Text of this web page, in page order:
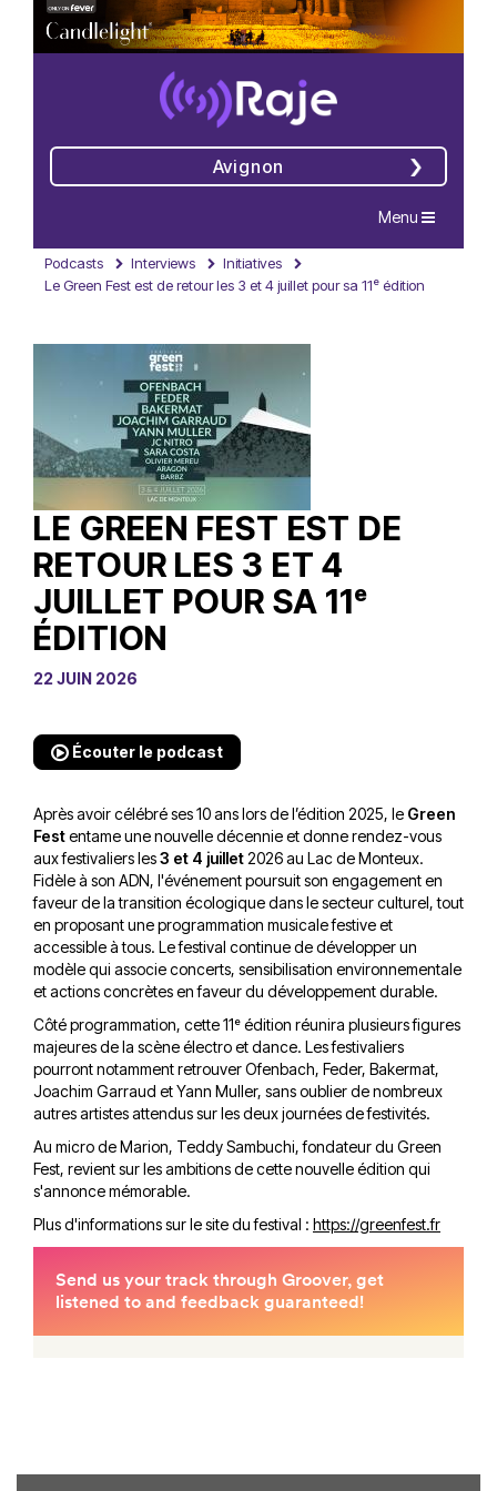
Avignon
Navigation
Menu
Podcasts Interviews
Initiatives
Le Green Fest est de retour les 3 et 4 juillet pour sa 11ᵉ édition
LE GREEN FEST EST DE
RETOUR LES 3 ET 4
JUILLET POUR SA 11ᵉ
ÉDITION
22 JUIN 2026
Écouter le podcast
Après avoir célébré ses 10 ans lors de l’édition 2025, le Green
Festentame une nouvelle décennie et donne rendez-vous
aux festivaliers les3 et 4 juillet 2026 au Lac de Monteux.
Fidèle à son ADN, l'événement poursuit son engagement en
faveur de la transition écologique dans le secteur culturel, tout
en proposant une programmation musicale festive et
accessible à tous. Le festival continue de développer un
modèle qui associe concerts, sensibilisation environnementale
et actions concrètes en faveur du développement durable.
Côté programmation, cette 11ᵉ édition réunira plusieurs figures
majeures de la scène électro et dance. Les festivaliers
pourront notamment retrouver Ofenbach, Feder, Bakermat,
Joachim Garraud et Yann Muller, sans oublier de nombreux
autres artistes attendus sur les deux journées de festivités.
Au micro de Marion, Teddy Sambuchi, fondateur du Green
Fest, revient sur les ambitions de cette nouvelle édition qui
s'annonce mémorable.
Plus d'informations sur le site du festival : https://greenfest.fr